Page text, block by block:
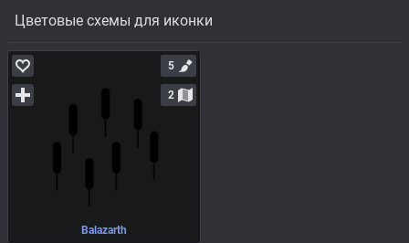
Цветовые схемы для иконки
Balazarth
5
2